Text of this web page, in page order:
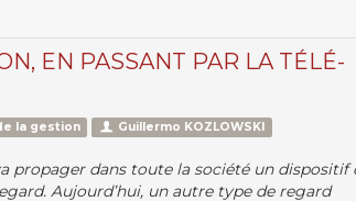
EN PASSANT PAR LA TÉLÉ-
la gestion Guillermo KOZLOWSKI
propager dans toute la société un dispositif
Aujourd’hui, un autre type de regard